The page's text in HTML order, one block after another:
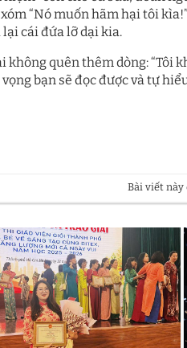
“Nó muốn hãm hại tôi
cái đứa lỡ dại kia.
không quên thêm dòng: “Tôi
bạn sẽ đọc được và tự
Bài viết